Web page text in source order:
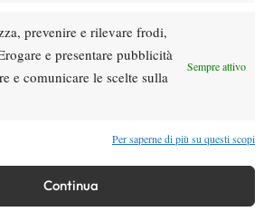
prevenire e rilevare frodi,
e presentare pubblicità
e comunicare le scelte sulla
Sempre attivo
Per saperne di più su questi scopi
Continua
scrive la sua favola a Montreal,
folle su de Minaur
Wta
News
1000 Montreal 2026: programma,
e ordine di gioco venerdì 7 agosto.